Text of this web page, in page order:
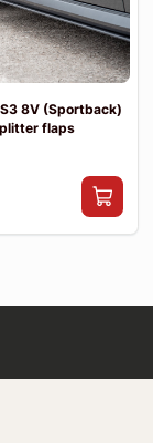
8V (Sportback)
flaps